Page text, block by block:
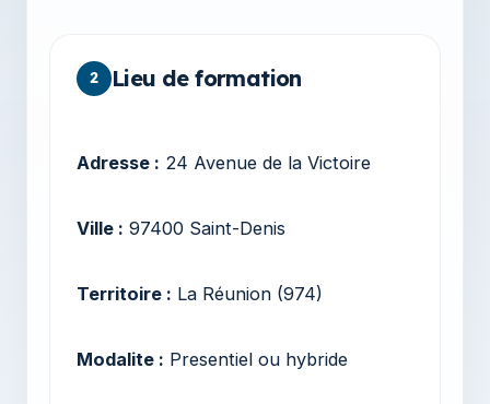
2 Lieu de formation
Adresse : 24 Avenue de la Victoire
Ville : 97400 Saint-Denis
Territoire : La Réunion (974)
Modalite : Presentiel ou hybride